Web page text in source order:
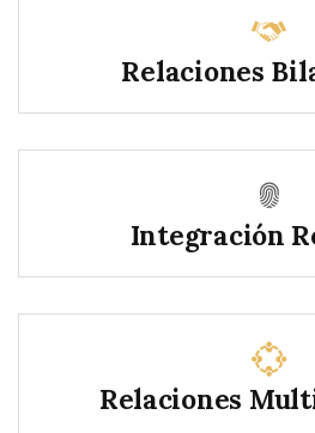
Relaciones
Integración
Relaciones